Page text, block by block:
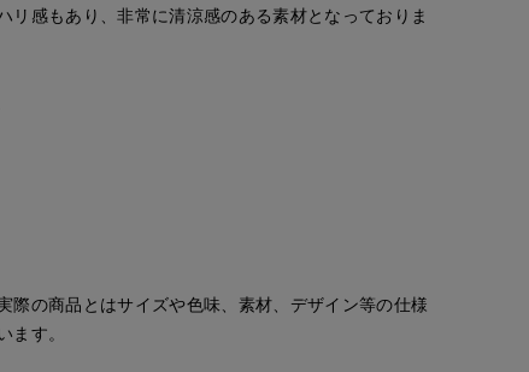
CLOSET
リ感もあり、非常に清涼感のある素材となっておりま
際の商品とはサイズや色味、素材、デザイン等の仕様
ます。